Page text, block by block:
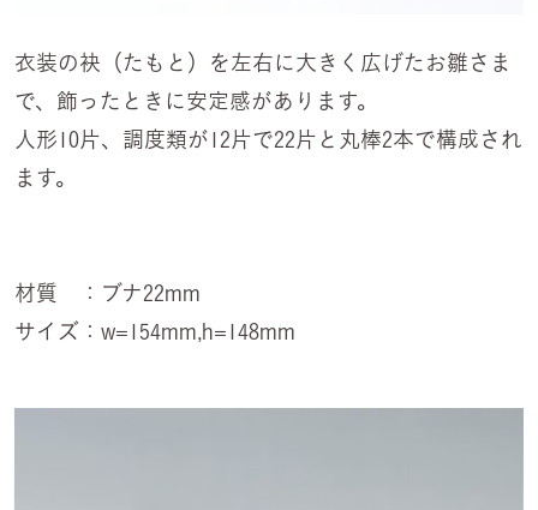
衣装の袂（たもと）を左右に大きく広げたお雛さま
で、飾ったときに安定感があります。
人形10片、調度類が12片で22片と丸棒2本で構成され
ます。
材質 ：ブナ22mm
サイズ：w=154mm,h=148mm